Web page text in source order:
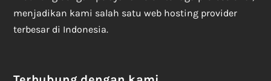
menjadikan kami salah satu web hosting provider
terbesar di Indonesia.